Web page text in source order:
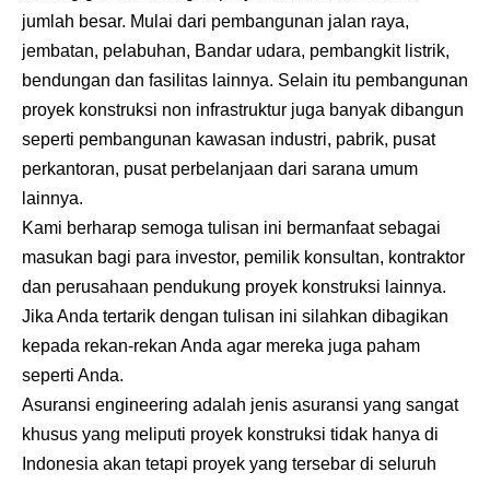
jumlah besar. Mulai dari pembangunan jalan raya,
jembatan, pelabuhan, Bandar udara, pembangkit listrik,
bendungan dan fasilitas lainnya. Selain itu pembangunan
proyek konstruksi non infrastruktur juga banyak dibangun
seperti pembangunan kawasan industri, pabrik, pusat
perkantoran, pusat perbelanjaan dari sarana umum
lainnya.
Kami berharap semoga tulisan ini bermanfaat sebagai
masukan bagi para investor, pemilik konsultan, kontraktor
dan perusahaan pendukung proyek konstruksi lainnya.
Jika Anda tertarik dengan tulisan ini silahkan dibagikan
kepada rekan-rekan Anda agar mereka juga paham
seperti Anda.
Asuransi engineering adalah jenis asuransi yang sangat
khusus yang meliputi proyek konstruksi tidak hanya di
Indonesia akan tetapi proyek yang tersebar di seluruh